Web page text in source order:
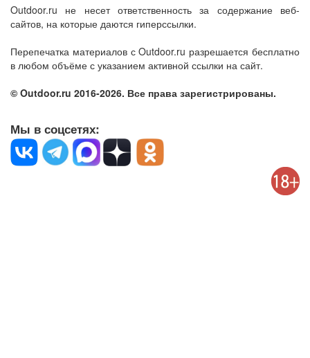
Outdoor.ru не несет ответственность за содержание веб-
сайтов, на которые даются гиперссылки.
Перепечатка материалов с Outdoor.ru разрешается бесплатно
в любом объёме с указанием активной ссылки на сайт.
© Outdoor.ru 2016-2026. Все права зарегистрированы.
Мы в соцсетях: